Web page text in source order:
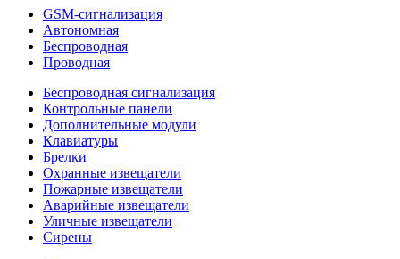
GSM-сигнализация
Автономная
Беспроводная
Проводная
Беспроводная сигнализация
Контрольные панели
Дополнительные модули
Клавиатуры
Брелки
Охранные извещатели
Пожарные извещатели
Аварийные извещатели
Уличные извещатели
Сирены